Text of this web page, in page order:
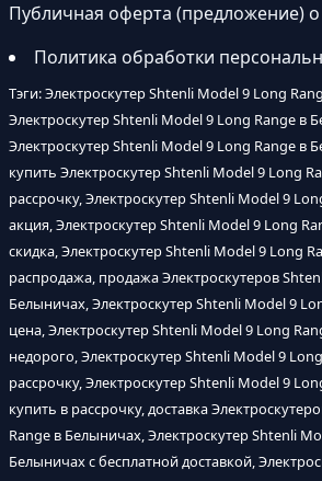
Публичная оферта (предложение)
Политика обработки
Тэги: Электроскутер Shtenli Model 9 Long
Электроскутер Shtenli Model 9 Long Range в
Электроскутер Shtenli Model 9 Long Range в
купить Электроскутер Shtenli Model 9 Long
рассрочку, Электроскутер Shtenli Model 9
акция, Электроскутер Shtenli Model 9 Long
скидка, Электроскутер Shtenli Model 9 Long
распродажа, продажа Электроскутеров
Белыничах, Электроскутер Shtenli Model 9
цена, Электроскутер Shtenli Model 9 Long
недорого, Электроскутер Shtenli Model 9
рассрочку, Электроскутер Shtenli Model 9
купить в рассрочку, доставка
Range в Белыничах, Электроскутер Shtenli
Белыничах с бесплатной доставкой,